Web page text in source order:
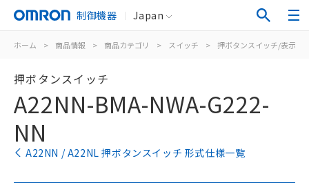
制御機器 Japan
ホーム > 商品情報 > 商品カテゴリ > スイッチ > 押ボタンスイッチ/表示灯
押ボタンスイッチ
A22NN-BMA-NWA-G222-
NN
A22NN / A22NL 押ボタンスイッチ 形式仕様一覧